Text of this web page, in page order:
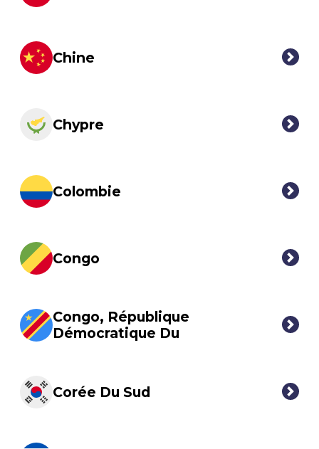
Chine
Chypre
Colombie
Congo
Congo, République
Démocratique Du
Corée Du Sud